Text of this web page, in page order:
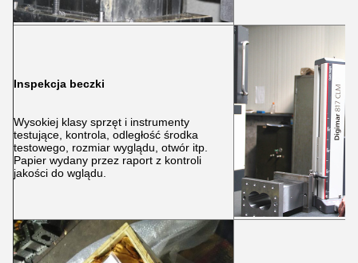
Inspekcja beczki
Wysokiej klasy sprzęt i instrumenty
testujące, kontrola, odległość środka
testowego, rozmiar wyglądu, otwór itp.
Papier wydany przez raport z kontroli
jakości do wglądu.